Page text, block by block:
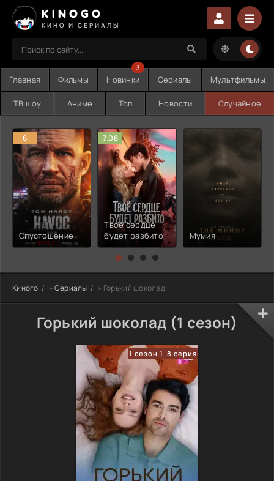
KINOGO
КИНО И СЕРИАЛЫ
Главная Фильмы Новинки
3
Сериалы Мультфильмы
ТВ шоу Аниме Топ Новости Случайное
6
Опустошение
7.08
Твоё сердце
будет разбито
Мумия
Киного » Сериалы » Горький шоколад
Горький шоколад (1 сезон)
1 сезон 1-8 серия